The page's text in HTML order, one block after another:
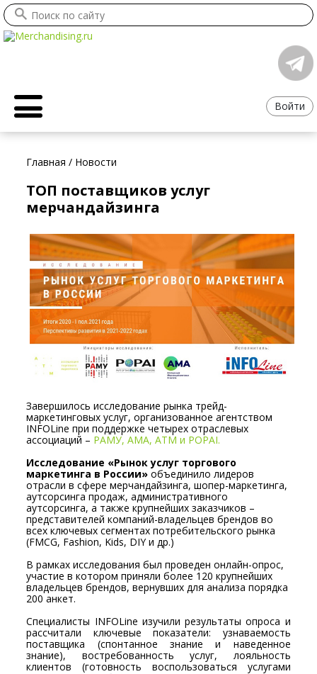
Войти
Главная / Новости
ТОП поставщиков услуг
мерчандайзинга
Завершилось исследование рынка трейд-
маркетинговых услуг, организованное агентством
INFOLine при поддержке четырех отраслевых
ассоциаций – РАМУ, АМА, АТМ и POPAI.
Исследование «Рынок услуг торгового
маркетинга в России» объединило лидеров
отрасли в сфере мерчандайзинга, шопер-маркетинга,
аутсорсинга продаж, административного
аутсорсинга, а также крупнейших заказчиков –
представителей компаний-владельцев брендов во
всех ключевых сегментах потребительского рынка
(FMCG, Fashion, Kids, DIY и др.)
В рамках исследования был проведен онлайн-опрос,
участие в котором приняли более 120 крупнейших
владельцев брендов, вернувших для анализа порядка
200 анкет.
Специалисты INFOLine изучили результаты опроса и
рассчитали ключевые показатели: узнаваемость
поставщика (спонтанное знание и наведенное
знание), востребованность услуг, лояльность
клиентов (готовность воспользоваться услугами